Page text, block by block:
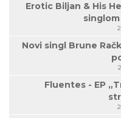
Erotic Biljan & His
Novi singl Brune
Fluentes - EP